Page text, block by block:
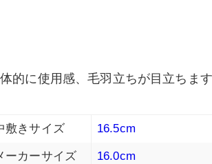
的に使用感、毛羽立ちが目立ちま
敷きサイズ 16.5cm
ーカーサイズ 16.0cm